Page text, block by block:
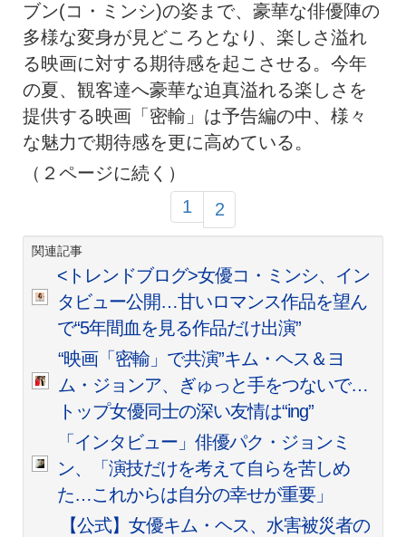
ブン(コ・ミンシ)の姿まで、豪華な俳優陣の
多様な変身が見どころとなり、楽しさ溢れ
る映画に対する期待感を起こさせる。今年
の夏、観客達へ豪華な迫真溢れる楽しさを
提供する映画「密輸」は予告編の中、様々
な魅力で期待感を更に高めている。
（２ページに続く）
1
2
関連記事
<トレンドブログ>女優コ・ミンシ、イン
タビュー公開…甘いロマンス作品を望ん
で“5年間血を見る作品だけ出演”
“映画「密輸」で共演”キム・ヘス＆ヨ
ム・ジョンア、ぎゅっと手をつないで…
トップ女優同士の深い友情は“ing”
「インタビュー」俳優パク・ジョンミ
ン、「演技だけを考えて自らを苦しめ
た…これからは自分の幸せが重要」
【公式】女優キム・ヘス、水害被災者の